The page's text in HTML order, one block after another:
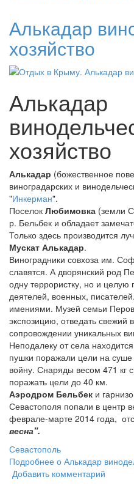
Алькадар
хозяйство
Алькадар
хозяйство
Алькадар (божественное
виноградарских и
"Инкерман".
Поселок Любимовка (земли
р. Бельбек и обладает
Только здесь производится
Мускат Алькадар.
Виноградники совхоза им.
славятся. А дворянский род
одну террористку, но и целую
деятелей, военных,
имениями. Музей семьи
экспозицию, отведать свежий
сопровождении уникальных
Неподалеку от села
пушки поражали цели на
войну. Снаряды весом 471 кг
поражать цели до 40 км.
Аэродром Бельбек и
Севастополя попали в центр
феврале-марте 2014 года,
весна".
Севастополь
Подробнее о Алькадар
Добавить комментарий